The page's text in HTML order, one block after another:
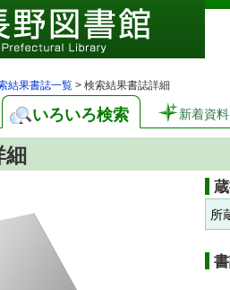
結果書誌一覧 > 検索結果書誌詳細
いろいろ検索 新着資料
細
所